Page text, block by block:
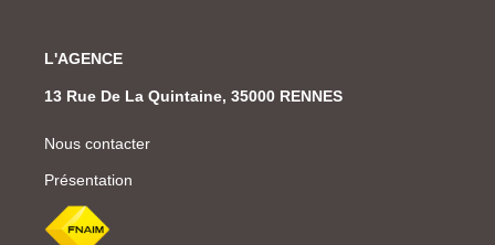
L'AGENCE
13 Rue De La Quintaine, 35000 RENNES
Nous contacter
Présentation